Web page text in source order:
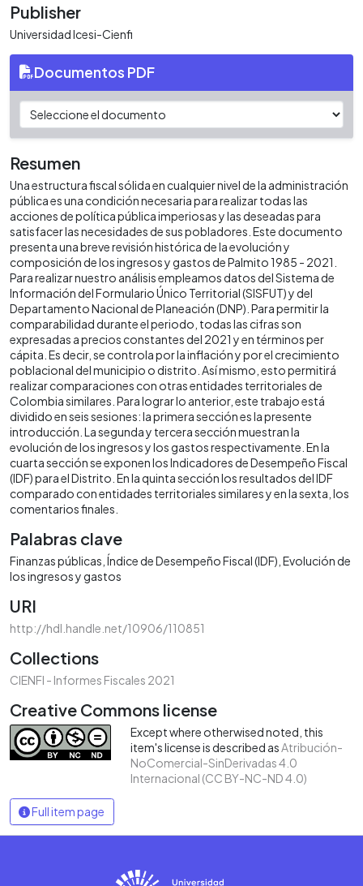
Publisher
Universidad Icesi-Cienfi
Documentos PDF
Resumen
Una estructura fiscal sólida en cualquier nivel de la administración
pública es una condición necesaria para realizar todas las
acciones de política pública imperiosas y las deseadas para
satisfacer las necesidades de sus pobladores. Este documento
presenta una breve revisión histórica de la evolución y
composición de los ingresos y gastos de Palmito 1985 - 2021.
Para realizar nuestro análisis empleamos datos del Sistema de
Información del Formulario Único Territorial (SISFUT) y del
Departamento Nacional de Planeación (DNP). Para permitir la
comparabilidad durante el periodo, todas las cifras son
expresadas a precios constantes del 2021 y en términos per
cápita. Es decir, se controla por la inflación y por el crecimiento
poblacional del municipio o distrito. Así mismo, esto permitirá
realizar comparaciones con otras entidades territoriales de
Colombia similares. Para lograr lo anterior, este trabajo está
dividido en seis sesiones: la primera sección es la presente
introducción. La segunda y tercera sección muestran la
evolución de los ingresos y los gastos respectivamente. En la
cuarta sección se exponen los Indicadores de Desempeño Fiscal
(IDF) para el Distrito. En la quinta sección los resultados del IDF
comparado con entidades territoriales similares y en la sexta, los
comentarios finales.
Palabras clave
Finanzas públicas Índice de Desempeño Fiscal (IDF) Evolución de
los ingresos y gastos
URI
http://hdl.handle.net/10906/110851
Collections
CIENFI - Informes Fiscales 2021
Creative Commons license
Except where otherwised noted, this
item's license is described asAtribución-
NoComercial-SinDerivadas 4.0
Internacional (CC BY-NC-ND 4.0)
Full item page